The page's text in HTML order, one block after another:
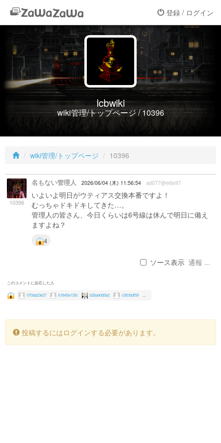
登録 / ログイン
lcbwiki
wiki管理/トップページ / 10396
wiki管理/トップページ 10396
10396
名もない管理人 2026/06/04 (木) 11:56:54 ad077@e6e97
いよいよ明日がウティアス交換本番ですよ！
むっちゃドキドキしてきた…。
管理人の皆さん、今日くらいは6号線は休んで明日に備え
ますよね？
4
ソース表示 通報 ...
このコメントに反応した人
070da23e27 61845e135c b26ae0d5e2 c5fcfbdf59
投稿するにはログインする必要があります。